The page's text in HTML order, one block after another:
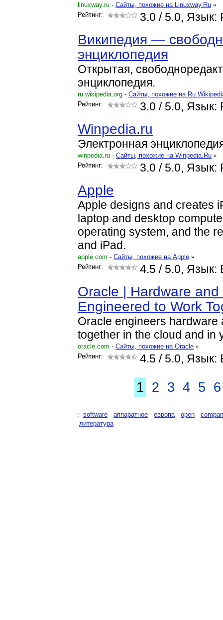
linuxway.ru - Cайты, похожие на Linuxway.Ru »
Рейтинг:
3.0 / 5.0, Язык:
Википедия —
энциклопедия
Открытая,
энциклопедия.
ru.wikipedia.org - Cайты, похожие на
Рейтинг:
3.0 / 5.0, Язык:
Winpedia.ru
Электронная
winpedia.ru - Cайты, похожие на Winpedia.Ru »
Рейтинг:
3.0 / 5.0, Язык:
Apple
Apple designs and creates
laptop and desktop
operating system, and the
and iPad.
apple.com - Cайты, похожие на Apple »
Рейтинг:
4.5 / 5.0, Язык:
Oracle | Hardware
Engineered to Work
Oracle engineers hardware
together in the cloud and in
oracle.com - Cайты, похожие на Oracle »
Рейтинг:
4.5 / 5.0, Язык:
1 2 3 4 5 6
: software аппаратное европа open
литература